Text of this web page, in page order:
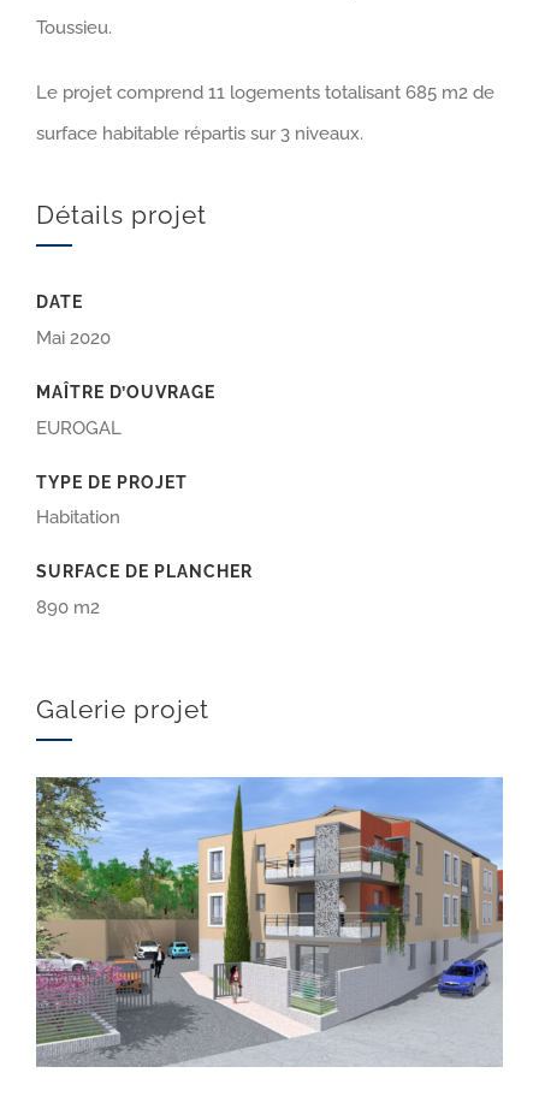
Toussieu.
Le projet comprend 11 logements totalisant 685 m2 de
surface habitable répartis sur 3 niveaux.
Détails projet
DATE
Mai 2020
MAÎTRE D’OUVRAGE
EUROGAL
TYPE DE PROJET
Habitation
SURFACE DE PLANCHER
890 m2
Galerie projet